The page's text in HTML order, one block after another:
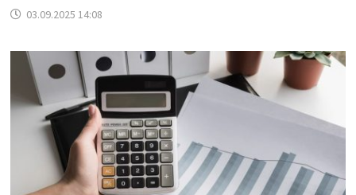
03.09.2025 14:08